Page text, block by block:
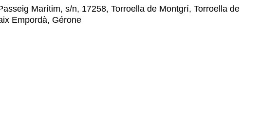
Marítim, s/n, 17258, Torroella de Montgrí, Torroella de
Empordà, Gérone